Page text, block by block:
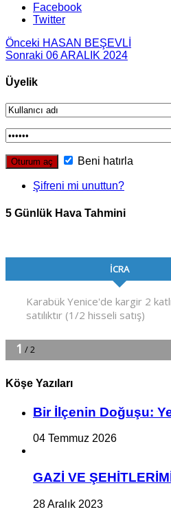
Facebook
Twitter
Önceki HASAN BEŞEVLİ
Sonraki 06 ARALIK 2024
Üyelik
Beni hatırla
Şifreni mi unuttun?
5 Günlük Hava Tahmini
Köşe Yazıları
Bir İlçe­nin Do­ğu­şu:
04 Temmuz 2026
GAZİ VE
28 Aralık 2023